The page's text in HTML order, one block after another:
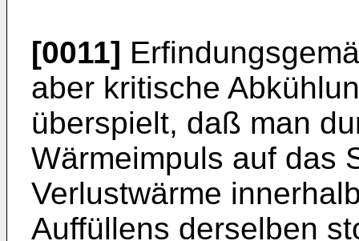
[0011]
aber kritische
überspielt, daß man
Wärmeimpuls auf das
Verlustwärme
Auffüllens derselben